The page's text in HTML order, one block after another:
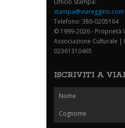
Ufficio Stampa:
stampa@viareggino.com
Telefono: 389-0205164
© 1999-2026 - Proprietà
Associazione Culturale |
02361310465
ISCRIVITI A